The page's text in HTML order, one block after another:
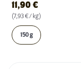
11,90 €
(7,93 € / kg)
150 g